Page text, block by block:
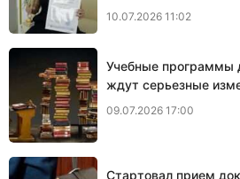
10.07.2026 11:02
Учебные программы
ждут серьезные
09.07.2026 17:00
Cтартовал прием